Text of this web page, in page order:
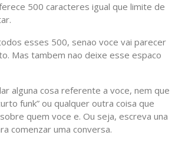
500 caracteres igual que limite de
esses 500, senao voce vai parecer
Mas tambem nao deixe esse espaco
alguna cosa referente a voce, nem que
funk” ou qualquer outra coisa que
quem voce e. Ou seja, escreva una
comenzar uma conversa.